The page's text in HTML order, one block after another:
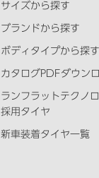
サイズから探す
ブランドから探す
ボディタイプから探す
カタログPDFダウン
ランフラットテクノ
採用タイヤ
新車装着タイヤ一覧